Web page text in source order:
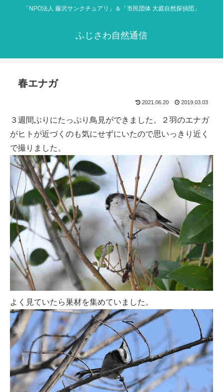
「NPO法人 藤沢サンクチュアリ」＆「市民団体 大庭自然探偵団」
ふじさわ自然通信
春エナガ
2021.06.20 2019.03.03
３週間ぶりにたっぷり鳥見ができました。２羽のエナガ
がヒトが近づくのも気にせずにいたので思いっきり近く
で撮りました。
よく見ていたら巣材を集めていました。